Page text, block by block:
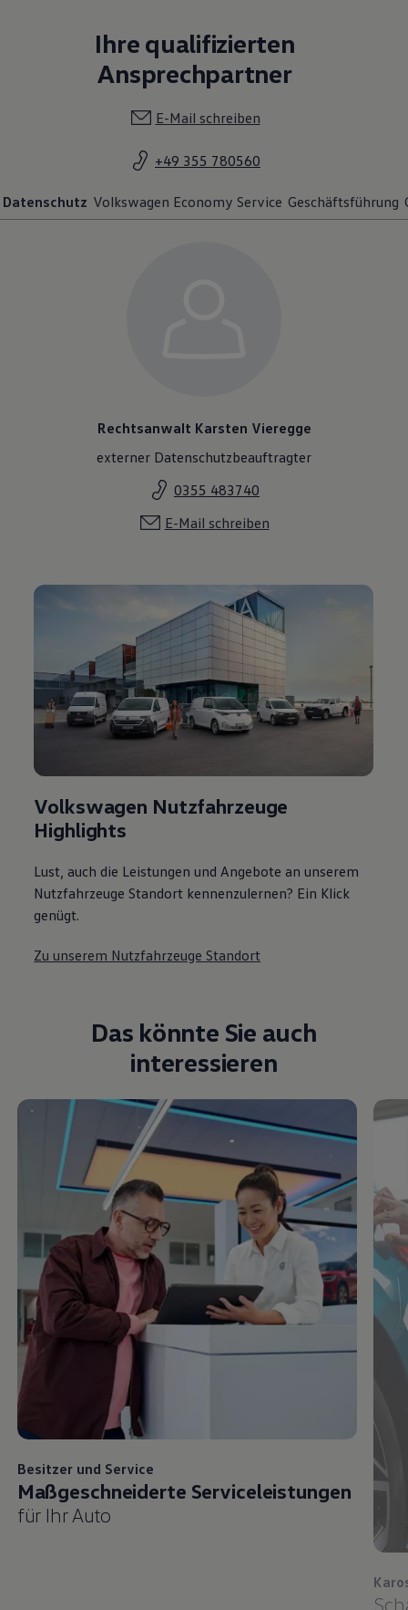
Ihre qualifizierten
Ansprechpartner
E-Mail schreiben
+49 355 780560
Datenschutz Volkswagen Economy Service Geschäftsführung
Rechtsanwalt Karsten Vieregge
externer Datenschutzbeauftragter
0355 483740
E-Mail schreiben
Volkswagen Nutzfahrzeuge
Highlights
Lust, auch die Leistungen und Angebote an unserem
Nutzfahrzeuge Standort kennenzulernen? Ein Klick
genügt.
Zu unserem Nutzfahrzeuge Standort
Das könnte Sie auch
interessieren
Besitzer und Service
Maßgeschneiderte Serviceleistungen
für Ihr Auto